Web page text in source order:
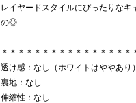
レイヤードスタイルにぴったりな
の◎
＊＊＊＊＊＊＊＊＊＊＊＊＊＊＊＊
透け感：なし（ホワイトはややあり）
裏地：なし
伸縮性：なし